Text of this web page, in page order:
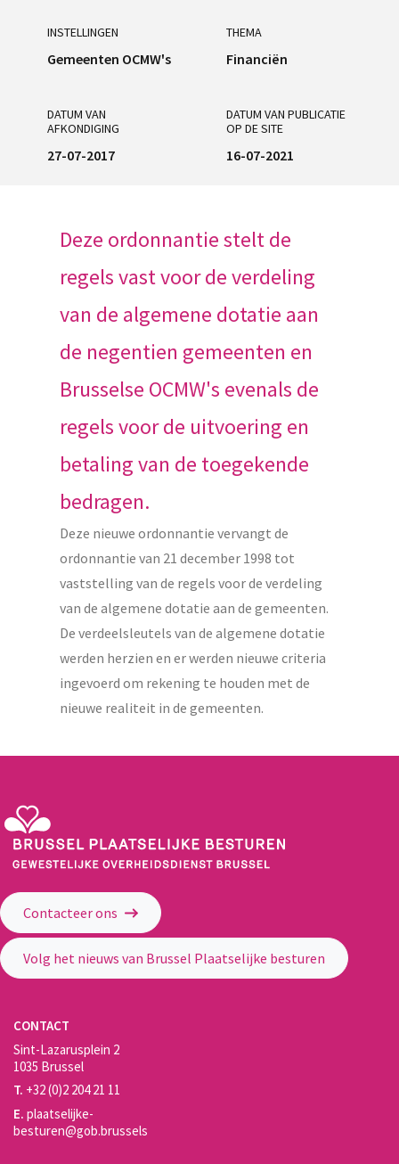
INSTELLINGEN
Gemeenten OCMW's
THEMA
Financiën
DATUM VAN
AFKONDIGING
27-07-2017
DATUM VAN PUBLICATIE
OP DE SITE
16-07-2021
Deze ordonnantie stelt de
regels vast voor de verdeling
van de algemene dotatie aan
de negentien gemeenten en
Brusselse OCMW's evenals de
regels voor de uitvoering en
betaling van de toegekende
bedragen.
Deze nieuwe ordonnantie vervangt de
ordonnantie van 21 december 1998 tot
vaststelling van de regels voor de verdeling
van de algemene dotatie aan de gemeenten.
De verdeelsleutels van de algemene dotatie
werden herzien en er werden nieuwe criteria
ingevoerd om rekening te houden met de
nieuwe realiteit in de gemeenten.
Contacteer ons
Volg het nieuws van Brussel Plaatselijke besturen
CONTACT
Sint-Lazarusplein 2
1035 Brussel
T. +32 (0)2 204 21 11
E. plaatselijke-
besturen@gob.brussels